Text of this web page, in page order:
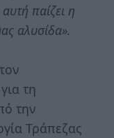
παίζει η
αλυσίδα».
τη
την
Τράπεζας